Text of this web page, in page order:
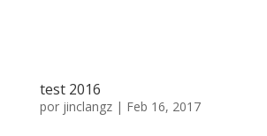
test 2016
por jinclangz| Feb 16, 2017